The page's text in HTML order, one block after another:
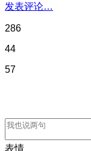
发表评论…
286
44
57
表情